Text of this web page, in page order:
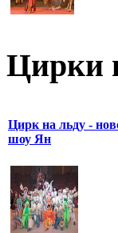
Цирки
Цирк на льду -
шоу Ян